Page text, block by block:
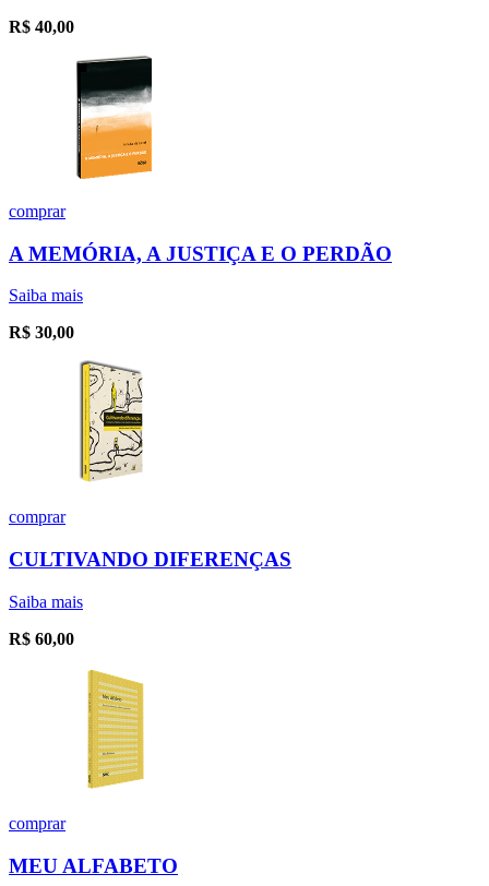
R$ 40,00
comprar
A MEMÓRIA, A JUSTIÇA E O PERDÃO
Saiba mais
R$ 30,00
comprar
CULTIVANDO DIFERENÇAS
Saiba mais
R$ 60,00
comprar
MEU ALFABETO